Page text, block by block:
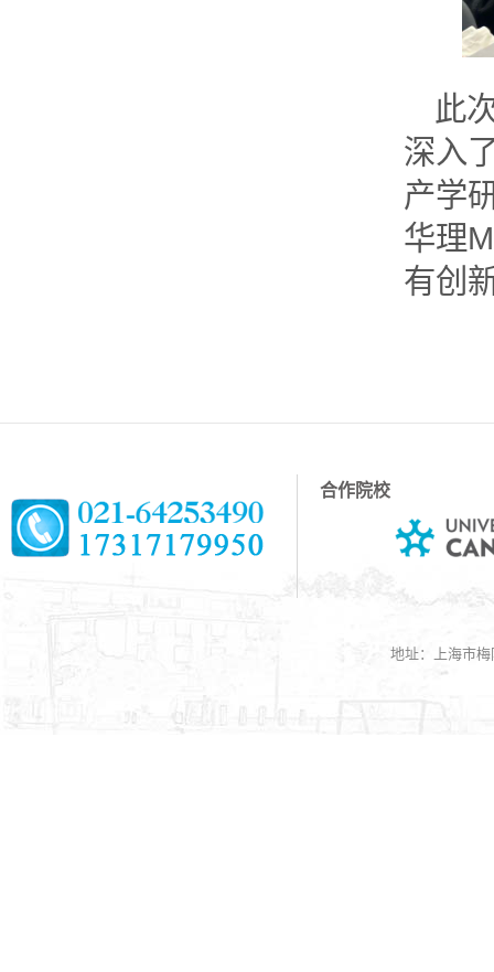
此
深入
产学
华理
有创
合作院校
地址：上海市